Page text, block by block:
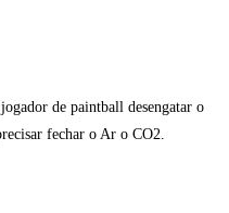
de paintball desengatar o
fechar o Ar o CO2.